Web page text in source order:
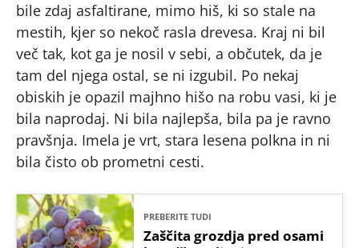
bile zdaj asfaltirane, mimo hiš, ki so stale na
mestih, kjer so nekoč rasla drevesa. Kraj ni bil
več tak, kot ga je nosil v sebi, a občutek, da je
tam del njega ostal, se ni izgubil. Po nekaj
obiskih je opazil majhno hišo na robu vasi, ki je
bila naprodaj. Ni bila najlepša, bila pa je ravno
pravšnja. Imela je vrt, stara lesena polkna in ni
bila čisto ob prometni cesti.
PREBERITE TUDI
Zaščita grozdja pred osami